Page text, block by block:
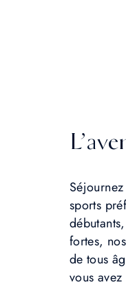
sports
fortes,
de tous
vous